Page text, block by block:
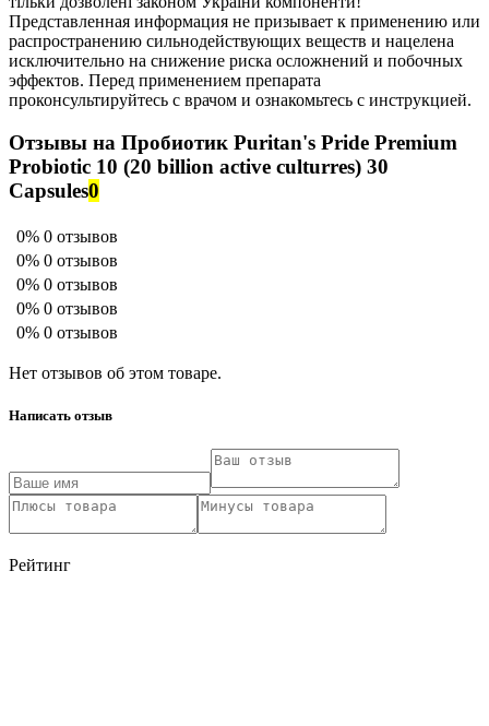
Представленная информация не призывает к применению или
распространению сильнодействующих веществ и нацелена
исключительно на снижение риска осложнений и побочных
эффектов. Перед применением препарата
проконсультируйтесь с врачом и ознакомьтесь с инструкцией.
Отзывы на Пробиотик Puritan's Pride Premium
Probiotic 10 (20 billion active culturres) 30
Capsules0
0% 0 отзывов
0% 0 отзывов
0% 0 отзывов
0% 0 отзывов
0% 0 отзывов
Нет отзывов об этом товаре.
Написать отзыв
Рейтинг